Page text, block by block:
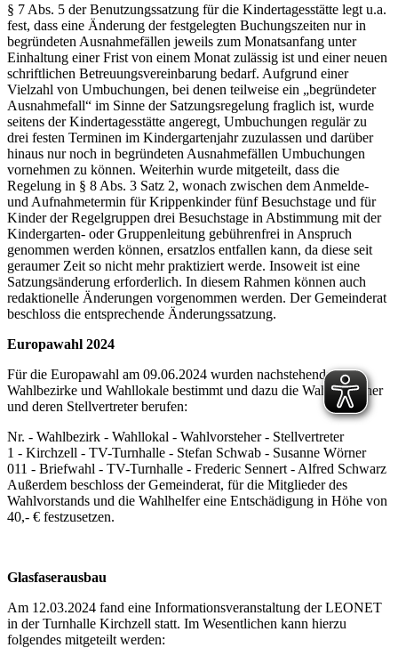
§ 7 Abs. 5 der Benutzungssatzung für die Kindertagesstätte legt u.a.
fest, dass eine Änderung der festgelegten Buchungszeiten nur in
begründeten Ausnahmefällen jeweils zum Monatsanfang unter
Einhaltung einer Frist von einem Monat zulässig ist und einer neuen
schriftlichen Betreuungsvereinbarung bedarf. Aufgrund einer
Vielzahl von Umbuchungen, bei denen teilweise ein „begründeter
Ausnahmefall“ im Sinne der Satzungsregelung fraglich ist, wurde
seitens der Kindertagesstätte angeregt, Umbuchungen regulär zu
drei festen Terminen im Kindergartenjahr zuzulassen und darüber
hinaus nur noch in begründeten Ausnahmefällen Umbuchungen
vornehmen zu können. Weiterhin wurde mitgeteilt, dass die
Regelung in § 8 Abs. 3 Satz 2, wonach zwischen dem Anmelde-
und Aufnahmetermin für Krippenkinder fünf Besuchstage und für
Kinder der Regelgruppen drei Besuchstage in Abstimmung mit der
Kindergarten- oder Gruppenleitung gebührenfrei in Anspruch
genommen werden können, ersatzlos entfallen kann, da diese seit
geraumer Zeit so nicht mehr praktiziert werde. Insoweit ist eine
Satzungsänderung erforderlich. In diesem Rahmen können auch
redaktionelle Änderungen vorgenommen werden. Der Gemeinderat
beschloss die entsprechende Änderungssatzung.
Europawahl 2024
Für die Europawahl am 09.06.2024 wurden nachstehende
Wahlbezirke und Wahllokale bestimmt und dazu die Wahlvorsteher
und deren Stellvertreter berufen:
Nr. - Wahlbezirk - Wahllokal - Wahlvorsteher - Stellvertreter
1 - Kirchzell - TV-Turnhalle - Stefan Schwab - Susanne Wörner
011 - Briefwahl - TV-Turnhalle - Frederic Sennert - Alfred Schwarz
Außerdem beschloss der Gemeinderat, für die Mitglieder des
Wahlvorstands und die Wahlhelfer eine Entschädigung in Höhe von
40,- € festzusetzen.
Glasfaserausbau
Am 12.03.2024 fand eine Informationsveranstaltung der LEONET
in der Turnhalle Kirchzell statt. Im Wesentlichen kann hierzu
folgendes mitgeteilt werden: